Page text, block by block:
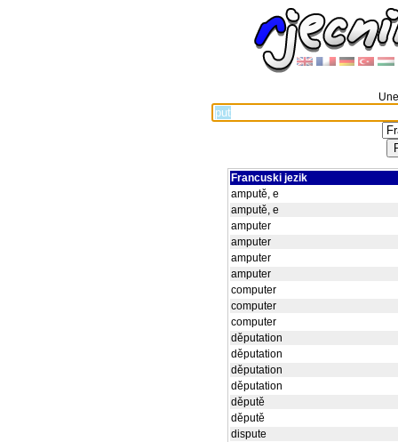
Francuski jezik
amputě, e
amputě, e
amputer
amputer
amputer
amputer
computer
computer
computer
děputation
děputation
děputation
děputation
děputě
děputě
dispute